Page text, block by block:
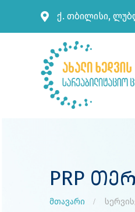
ქ. თბილისი,
PRP
მთავარი